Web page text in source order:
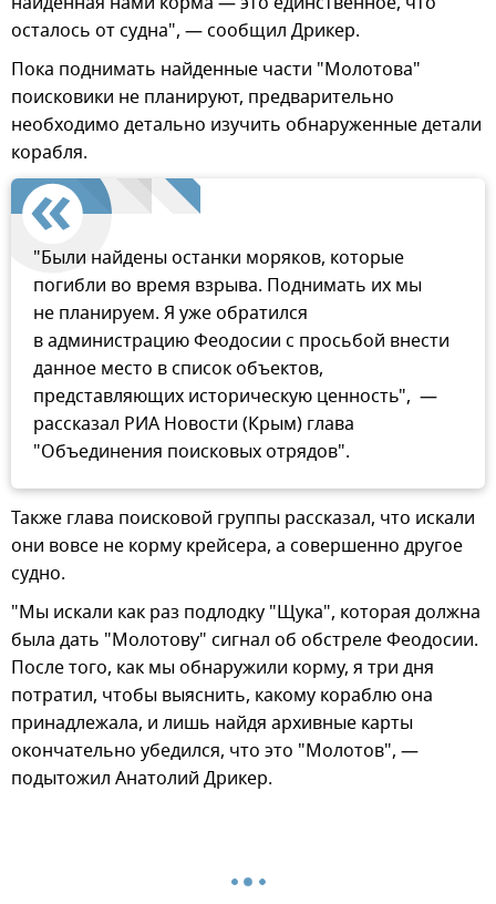
осталось от судна", — сообщил Дрикер.
Пока поднимать найденные части "Молотова"
поисковики не планируют, предварительно
необходимо детально изучить обнаруженные детали
корабля.
"Были найдены останки моряков, которые
погибли во время взрыва. Поднимать их мы
не планируем. Я уже обратился
в администрацию Феодосии с просьбой внести
данное место в список объектов,
представляющих историческую ценность", —
рассказал РИА Новости (Крым) глава
"Объединения поисковых отрядов".
Также глава поисковой группы рассказал, что искали
они вовсе не корму крейсера, а совершенно другое
судно.
"Мы искали как раз подлодку "Щука", которая должна
была дать "Молотову" сигнал об обстреле Феодосии.
После того, как мы обнаружили корму, я три дня
потратил, чтобы выяснить, какому кораблю она
принадлежала, и лишь найдя архивные карты
окончательно убедился, что это "Молотов", —
подытожил Анатолий Дрикер.